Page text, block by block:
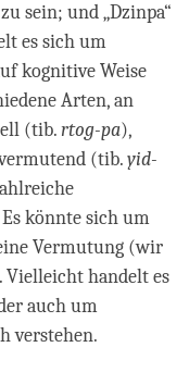
sein; und „Dzinpa“
es sich um
kognitive Weise
Arten, an
(tib.rtog-pa),
(tib.yid-
könnte sich um
Vermutung (wir
handelt es
auch um
verstehen.